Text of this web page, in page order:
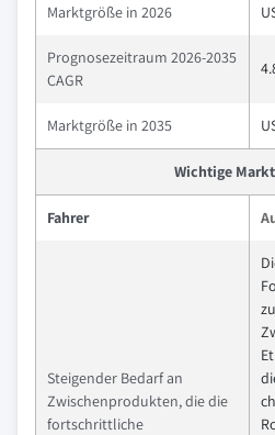
Marktgröße in 2026
Prognosezeitraum 2026-2035
CAGR
Marktgröße in 2035
Wichtige
Fahrer
Steigender Bedarf an
Zwischenprodukten, die die
fortschrittliche